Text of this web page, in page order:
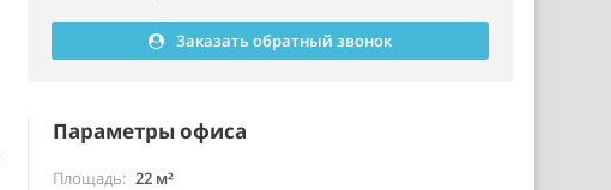
Заказать обратный звонок
Параметры офиса
Площадь 22 м²